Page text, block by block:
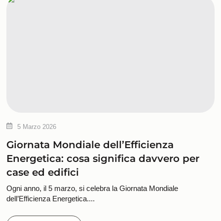
5 Marzo 2026
Giornata Mondiale dell’Efficienza
Energetica: cosa significa davvero per
case ed edifici
Ogni anno, il 5 marzo, si celebra la Giornata Mondiale
dell’Efficienza Energetica....